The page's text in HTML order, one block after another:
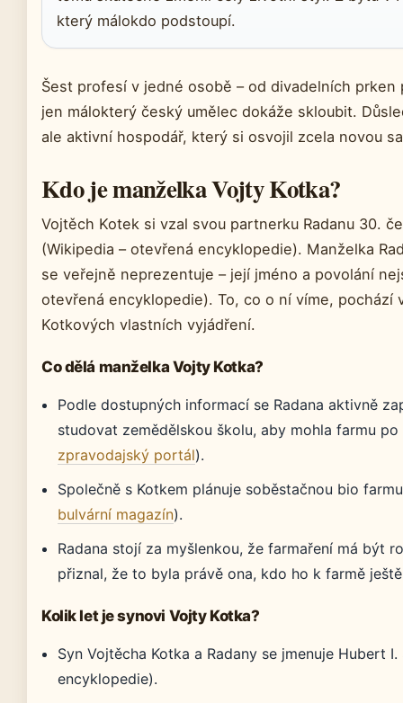
který málokdo podstoupí.
Šest profesí v jedné osobě – od divadelních
jen málokterý český umělec dokáže skloubit.
ale aktivní hospodář, který si osvojil zcela novou
Kdo je manželka Vojty Kotka?
Vojtěch Kotek si vzal svou partnerku Radanu 30.
(Wikipedia – otevřená encyklopedie). Manželka
se veřejně neprezentuje – její jméno a povolání
otevřená encyklopedie). To, co o ní víme, pochází
Kotkových vlastních vyjádření.
Co dělá manželka Vojty Kotka?
Podle dostupných informací se Radana aktivně
studovat zemědělskou školu, aby mohla farmu
zpravodajský portál).
Společně s Kotkem plánuje soběstačnou bio
bulvární magazín).
Radana stojí za myšlenkou, že farmaření má být
přiznal, že to byla právě ona, kdo ho k farmě
Kolik let je synovi Vojty Kotka?
Syn Vojtěcha Kotka a Radany se jmenuje Hubert
encyklopedie).